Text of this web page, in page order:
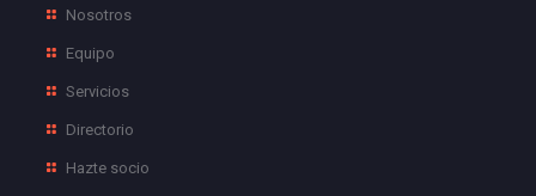
Nosotros
Equipo
Servicios
Directorio
Hazte socio